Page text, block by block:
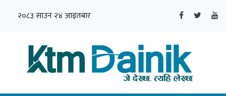
२०८३ साउन २४ आइतबार